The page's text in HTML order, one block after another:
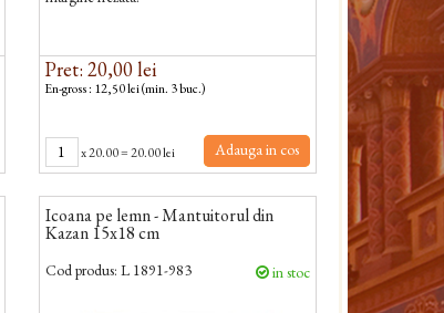
Pret: 20,00 lei
En-gross : 12,50 lei (min. 3 buc.)
x20.00=20.00 lei Adauga in cos
Icoana pe lemn - Mantuitorul din
Kazan 15x18 cm
Cod produs: L 1891-983 in stoc